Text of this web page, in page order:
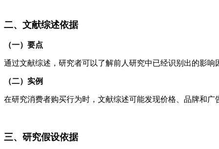
二、文献综述依据
（一）要点
通过文献综述，研究者可以了解前人研究中已经识别出的影
（二）实例
在研究消费者购买行为时，文献综述可能发现价格、品牌和
三、研究假设依据